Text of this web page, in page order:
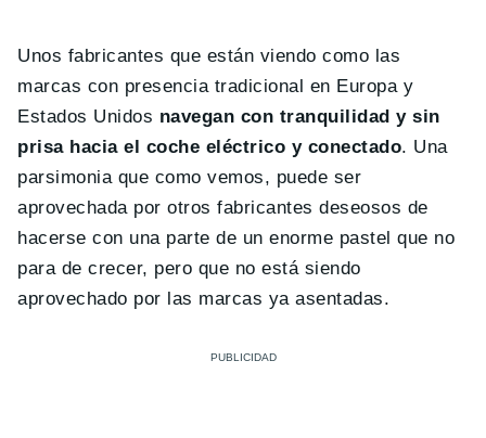
Unos fabricantes que están viendo como las
marcas con presencia tradicional en Europa y
Estados Unidos navegan con tranquilidad y sin
prisa hacia el coche eléctrico y conectado. Una
parsimonia que como vemos, puede ser
aprovechada por otros fabricantes deseosos de
hacerse con una parte de un enorme pastel que no
para de crecer, pero que no está siendo
aprovechado por las marcas ya asentadas.